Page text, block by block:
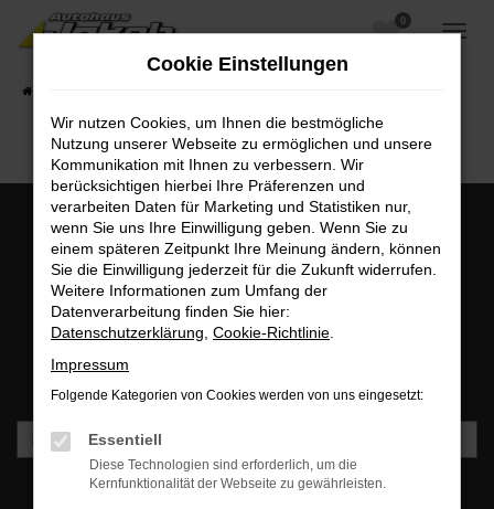
Zum
Hauptinhalt
0
MO - FR: 07:00 bis 18:00 Uhr | SA: 09:30 bis 12:00 Uhr
+49 3745 7817-0
Newsletteranmeldung
Bleiben Sie stets auf dem Laufenden und erhalten Sie
Benachrichtigungen direkt in Ihr Postfach.
Cookie Einstellungen
Wir nutzen Cookies, um Ihnen die bestmögliche
Nutzung unserer Webseite zu ermöglichen und unsere
Kommunikation mit Ihnen zu verbessern. Wir
berücksichtigen hierbei Ihre Präferenzen und
verarbeiten Daten für Marketing und Statistiken nur,
wenn Sie uns Ihre Einwilligung geben. Wenn Sie zu
einem späteren Zeitpunkt Ihre Meinung ändern, können
Sie die Einwilligung jederzeit für die Zukunft widerrufen.
Weitere Informationen zum Umfang der
Datenverarbeitung finden Sie hier:
Datenschutzerklärung Cookie-Richtlinie
Impressum
Folgende Kategorien von Cookies werden von uns eingesetzt:
Essentiell
Diese Technologien sind erforderlich, um die
Kernfunktionalität der Webseite zu gewährleisten.